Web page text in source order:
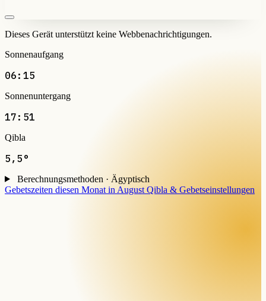
Dieses Gerät unterstützt keine Webbenachrichtigungen.
Sonnenaufgang
06:15
Sonnenuntergang
17:51
Qibla
5,5°
Berechnungsmethoden · Ägyptisch
Gebetszeiten diesen Monat in August Qibla & Gebetseinstellungen